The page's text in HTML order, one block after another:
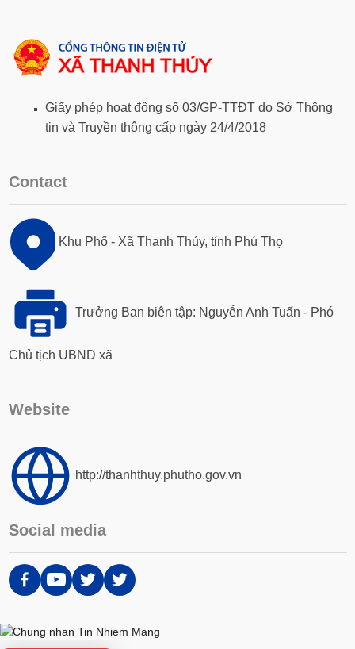
Giấy phép hoạt động số 03/GP-TTĐT do Sở Thông
tin và Truyền thông cấp ngày 24/4/2018
Contact
Khu Phố - Xã Thanh Thủy, tỉnh Phú Thọ
Trưởng Ban biên tập: Nguyễn Anh Tuấn - Phó
Chủ tịch UBND xã
Website
http://thanhthuy.phutho.gov.vn
Social media